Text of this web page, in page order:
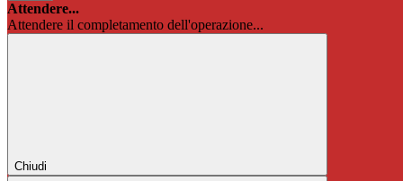
Attendere...
Attendere il completamento dell'operazione...
Chiudi